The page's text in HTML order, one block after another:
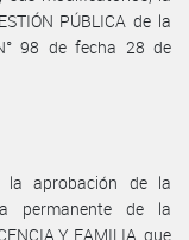
PÚBLICA de la
98 de fecha 28 de
la aprobación de la
permanente de la
Y FAMILIA, que